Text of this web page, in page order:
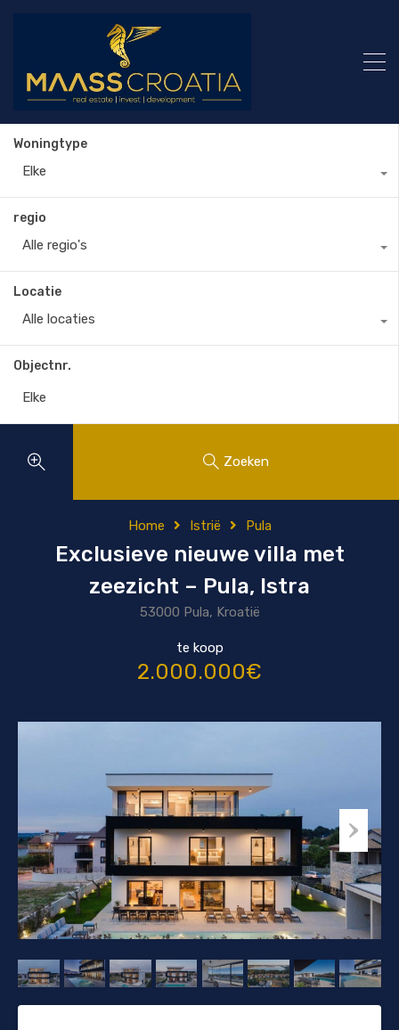
Woningtype
Elke
regio
Alle regio's
Locatie
Alle locaties
Objectnr.
Zoeken
Home Istrië Pula
Exclusieve nieuwe villa met
zeezicht – Pula, Istra
53000 Pula, Kroatië
te koop
2.000.000€